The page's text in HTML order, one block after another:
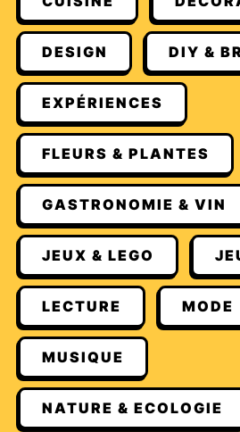
DESIGN DIY &
EXPÉRIENCES
FLEURS & PLANTES
GASTRONOMIE & VIN
JEUX & LEGO
LECTURE MODE
MUSIQUE
NATURE & ECOLOGIE